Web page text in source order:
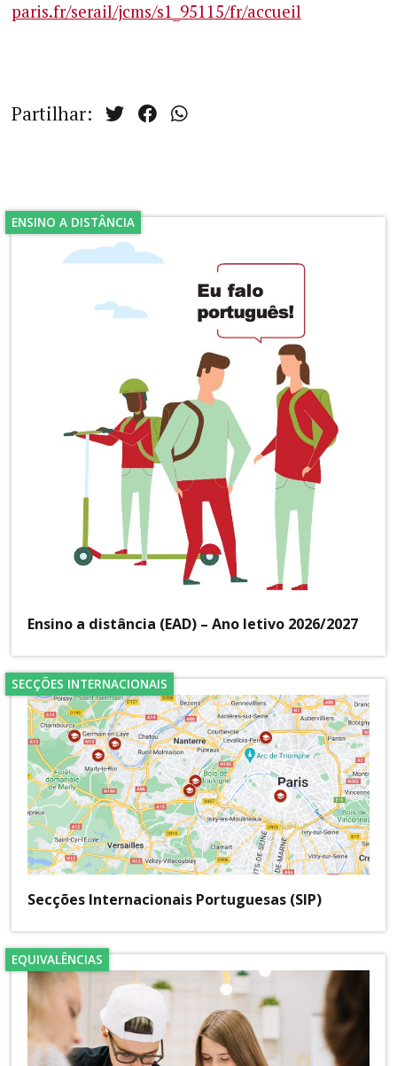
paris.fr/serail/jcms/s1_95115/fr/accueil
Partilhar:
ENSINO A DISTÂNCIA
Ensino a distância (EAD) – Ano letivo 2026/2027
SECÇÕES INTERNACIONAIS
Secções Internacionais Portuguesas (SIP)
EQUIVALÊNCIAS